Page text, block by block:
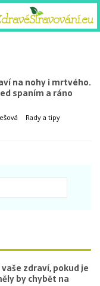
na nohy i mrtvého.
spaním a ráno
Rady a tipy
zdraví, pokud je
by chybět na